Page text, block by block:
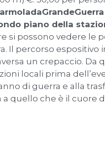
piano della
si possono vedere le
Il percorso espositivo
un crepaccio. Da
locali prima
di guerra e alla
a quello che è il cuore